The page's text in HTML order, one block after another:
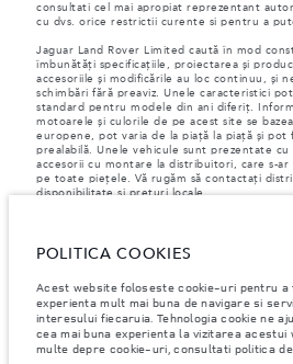
consultati cel mai apropiat reprezentant
cu dvs. orice restrictii curente si pentru a
Jaguar Land Rover Limited caută în mod
îmbunătăți specificațiile, proiectarea și
accesoriile și modificările au loc continuu, și
schimbări fără preaviz. Unele caracteristici
standard pentru modele din ani diferiț.
motoarele și culorile de pe acest site se
europene, pot varia de la piață la piață și pot
prealabilă. Unele vehicule sunt prezentate
accesorii cu montare la distribuitori, care s-ar
pe toate piețele. Vă rugăm să contactați
disponibilitate și prețuri locale.
vehiculele înmatriculate la sau după 1
392/2021. Datele transmise au legatură cu
pentru autovehicule PHEV, se vor transmite
distanța parcursă. Pentru mai multe
regulamentul publicat pesite-ul UE. Vă
specifice vehiculului dumneavoastră înainte
POLITICA COOKIES
Acest website foloseste cookie-uri pentru
experienta mult mai buna de navigare si
interesului fiecaruia. Tehnologia cookie ne
cea mai buna experienta la vizitarea
multe depre cookie-uri, consultati politica